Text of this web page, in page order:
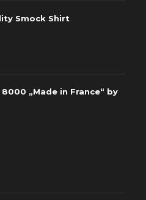
Smock Shirt
„Made in France“ by